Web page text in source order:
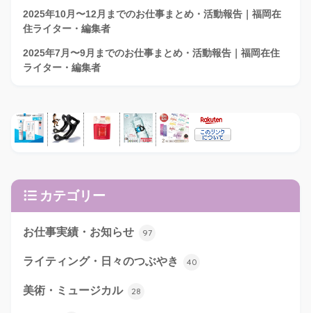
2025年10月〜12月までのお仕事まとめ・活動報告｜福岡在
住ライター・編集者
2025年7月〜9月までのお仕事まとめ・活動報告｜福岡在住
ライター・編集者
カテゴリー
お仕事実績・お知らせ 97
ライティング・日々のつぶやき 40
美術・ミュージカル 28